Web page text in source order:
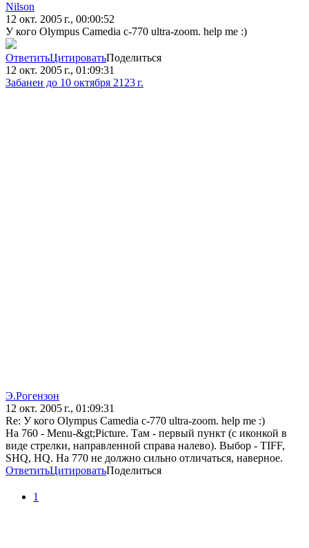
Nilson
12 окт. 2005 г., 00:00:52
У кого Olympus Camedia c-770 ultra-zoom. help me :)
ОтветитьЦитироватьПоделиться
12 окт. 2005 г., 01:09:31
Забанен до 10 октября 2123 г.
Э.Рогензон
12 окт. 2005 г., 01:09:31
Re: У кого Olympus Camedia c-770 ultra-zoom. help me :)
На 760 - Menu-&gt;Picture. Там - первый пункт (с иконкой в
виде стрелки, направленной справа налево). Выбор - TIFF,
SHQ, HQ. На 770 не должно сильно отличаться, наверное.
ОтветитьЦитироватьПоделиться
1